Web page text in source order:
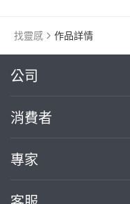
找靈感 作品詳情
公司
關於我們
部落格
加入我們
消費者
買服務
專家
案件中心
繼續完成